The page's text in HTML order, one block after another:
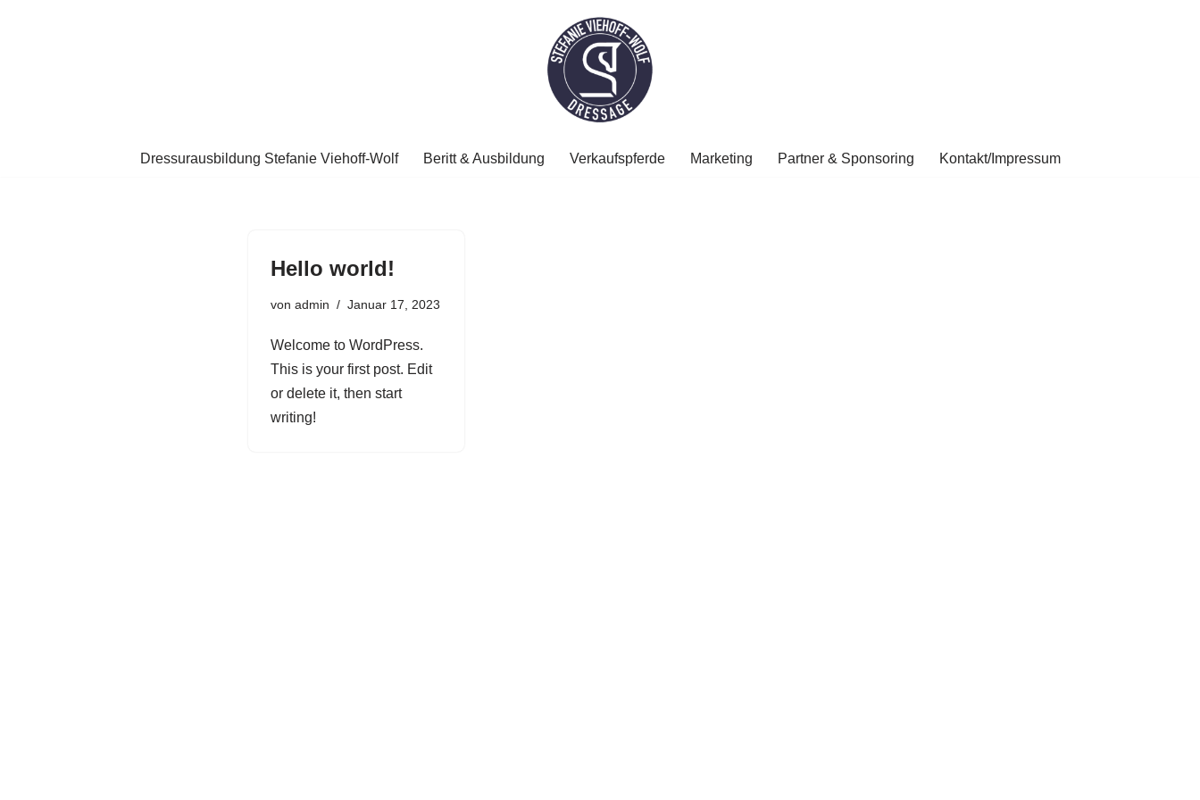
Dressurausbildung Stefanie Viehoff-Wolf Beritt & Ausbildung Verkaufspferde Marketing Partner & Sponsoring Kontakt/Impressum
Hello world!
von admin Januar 17, 2023
Welcome to WordPress.
This is your first post. Edit
or delete it, then start
writing!